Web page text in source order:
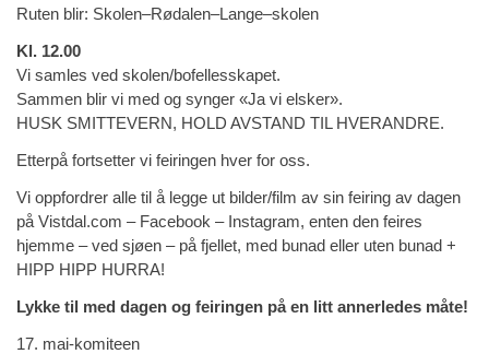
Ruten blir: Skolen–Rødalen–Lange–skolen
Kl. 12.00
Vi samles ved skolen/bofellesskapet.
Sammen blir vi med og synger «Ja vi elsker».
HUSK SMITTEVERN, HOLD AVSTAND TIL HVERANDRE.
Etterpå fortsetter vi feiringen hver for oss.
Vi oppfordrer alle til å legge ut bilder/film av sin feiring av dagen
på Vistdal.com – Facebook – Instagram, enten den feires
hjemme – ved sjøen – på fjellet, med bunad eller uten bunad +
HIPP HIPP HURRA!
Lykke til med dagen og feiringen på en litt annerledes måte!
17. mai-komiteen